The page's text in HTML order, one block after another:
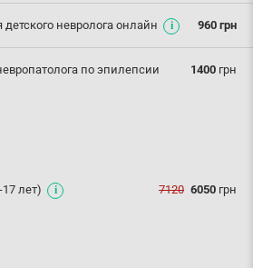
960 грн
невролога онлайн
1400 грн
по эпилепсии
7120 6050 грн
лет)